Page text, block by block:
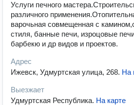
Услуги печного
различного
варочьная совмещенная с
стиля, банные печи, изроцовые
барбекю и др видов и проектов.
Адрес
Ижевск, Удмуртская улица, 268. На
Выезжает
Удмуртская Республика. На карте